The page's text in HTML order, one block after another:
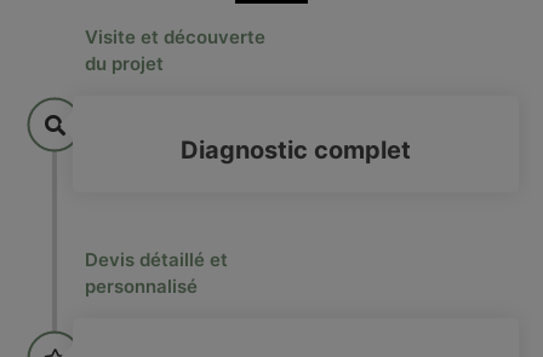
Visite et découverte
du projet
Diagnostic complet
Devis détaillé et
personnalisé